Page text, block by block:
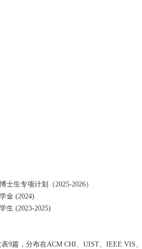
博士生专项计划（2025-2026）
金 (2024)
生 (2023-2025)
9篇，分布在ACM CHI、UIST、IEEE VIS、